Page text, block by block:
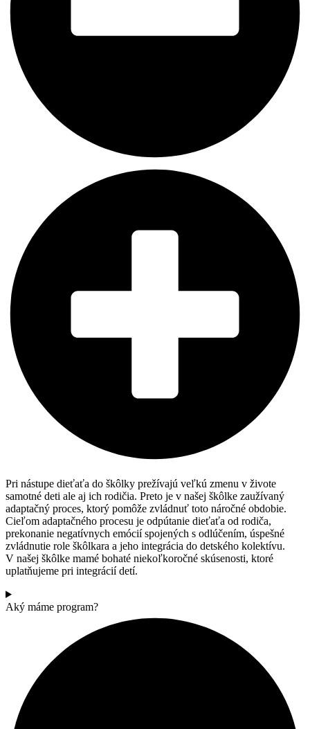
Pri nástupe dieťaťa do škôlky prežívajú veľkú zmenu v živote
samotné deti ale aj ich rodičia. Preto je v našej škôlke zaužívaný
adaptačný proces, ktorý pomôže zvládnuť toto náročné obdobie.
Cieľom adaptačného procesu je odpútanie dieťaťa od rodiča,
prekonanie negatívnych emócií spojených s odlúčením, úspešné
zvládnutie role škôlkara a jeho integrácia do detského kolektívu.
V našej škôlke mamé bohaté niekoľkoročné skúsenosti, ktoré
uplatňujeme pri integrácií detí.
Aký máme program?